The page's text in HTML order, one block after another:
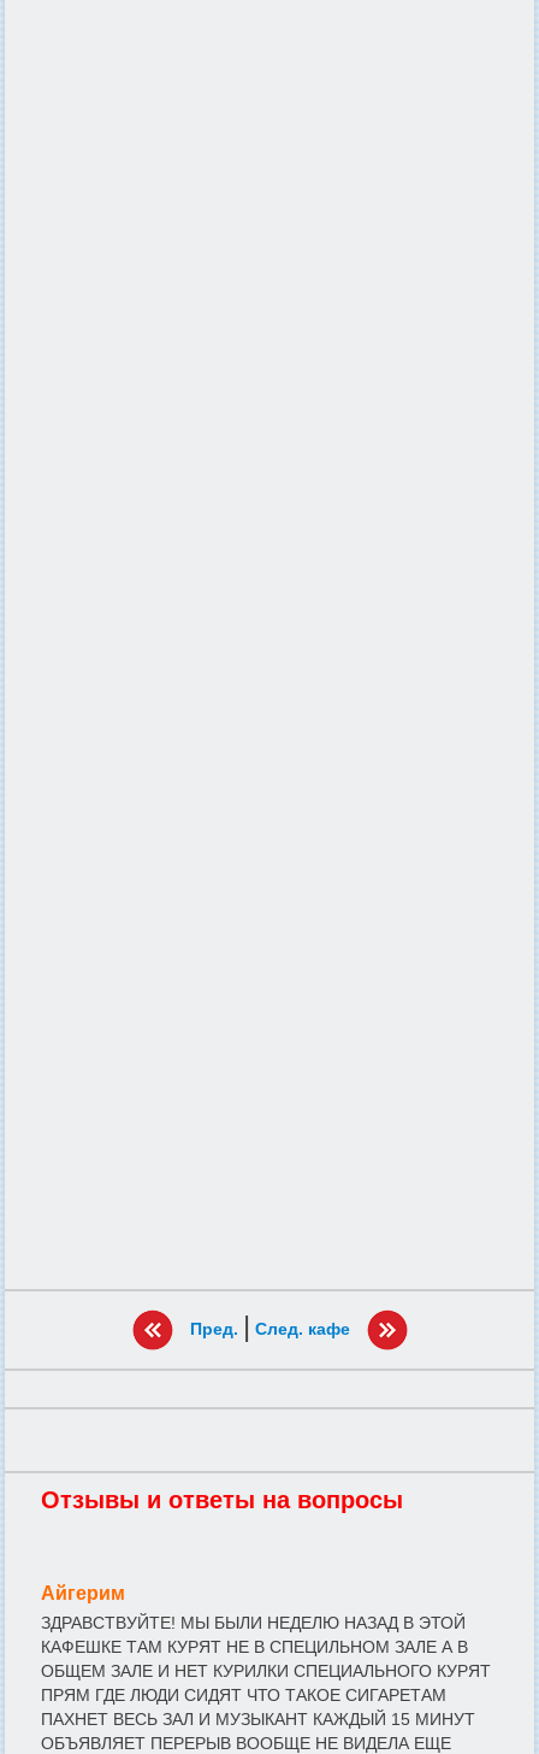
Пред. | След. кафе
Отзывы и ответы на вопросы
Айгерим
ЗДРАВСТВУЙТЕ! МЫ БЫЛИ НЕДЕЛЮ НАЗАД В ЭТОЙ
КАФЕШКЕ ТАМ КУРЯТ НЕ В СПЕЦИЛЬНОМ ЗАЛЕ А В
ОБЩЕМ ЗАЛЕ И НЕТ КУРИЛКИ СПЕЦИАЛЬНОГО КУРЯТ
ПРЯМ ГДЕ ЛЮДИ СИДЯТ ЧТО ТАКОЕ СИГАРЕТАМ
ПАХНЕТ ВЕСЬ ЗАЛ И МУЗЫКАНТ КАЖДЫЙ 15 МИНУТ
ОБЪЯВЛЯЕТ ПЕРЕРЫВ ВООБЩЕ НЕ ВИДЕЛА ЕЩЕ